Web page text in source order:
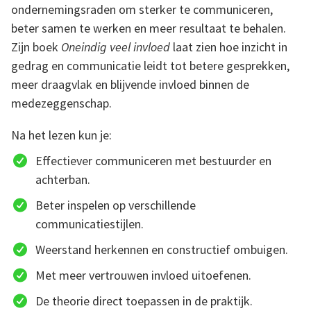
ondernemingsraden om sterker te communiceren,
beter samen te werken en meer resultaat te behalen.
Zijn boek Oneindig veel invloed laat zien hoe inzicht in
gedrag en communicatie leidt tot betere gesprekken,
meer draagvlak en blijvende invloed binnen de
medezeggenschap.
Na het lezen kun je:
Effectiever communiceren met bestuurder en
achterban.
Beter inspelen op verschillende
communicatiestijlen.
Weerstand herkennen en constructief ombuigen.
Met meer vertrouwen invloed uitoefenen.
De theorie direct toepassen in de praktijk.